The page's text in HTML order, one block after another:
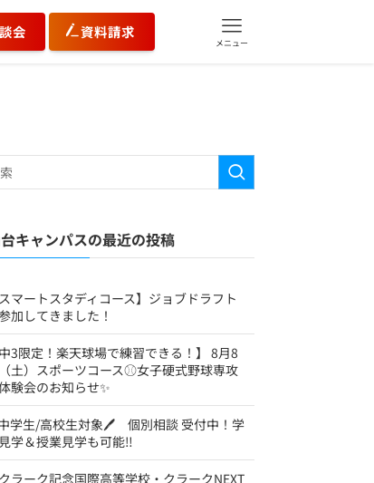
会 資料請求
メニュー
キャンパスの最近の投稿
スマートスタディコース】ジョブドラフト
加してきました！
中3限定！楽天球場で練習できる！】 8月8
土）スポーツコース⚾女子硬式野球専攻
験会のお知らせ✨
学生/高校生対象🖊 個別相談 受付中！学
学＆授業見学も可能‼
ラーク記念国際高等学校・クラークNEXT